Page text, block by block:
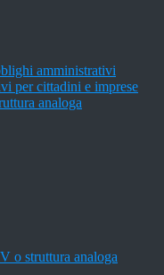
amministrativi
per cittadini e imprese
analoga
o struttura analoga